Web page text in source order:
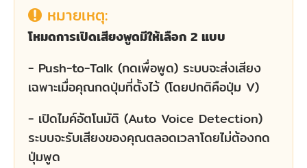
อนุญาต
ให้
เกม
เข้า
ถึง
ไมโครโฟน
ใน
หมายเหตุ:
โหมดการเปิดเสียงพูดมีให้เลือก 2 แบบ
- Push-to-Talk (กดเพื่อพูด) ระบบจะส่งเสียง
เฉพาะเมื่อคุณกดปุ่มที่ตั้งไว้ (โดยปกติคือปุ่ม V)
- เปิดไมค์อัตโนมัติ (Auto Voice Detection)
ระบบจะรับเสียงของคุณตลอดเวลาโดยไม่ต้องกด
ปุ่มพูด